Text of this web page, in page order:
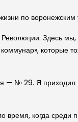
по воронеж­ским
Здесь
которые
— № 29. Я приходил
когда среди